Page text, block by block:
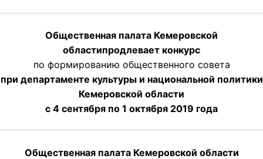
Общественная палата Кемеровской
областипродлевает конкурс
по формированию общественного совета
при департаменте культуры и национальной политики
Кемеровской области
с 4 сентября по 1 октября 2019 года
Общественная палата Кемеровской области